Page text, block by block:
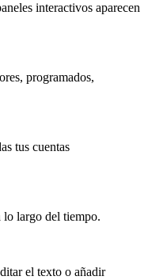
interactivos aparecen
programados,
tus cuentas
lo largo del tiempo.
el texto o añadir